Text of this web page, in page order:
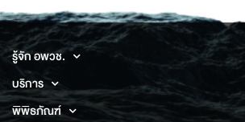
รู้จัก อพวช.
บริการ
พิพิธภัณฑ์